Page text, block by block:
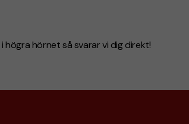
högra hörnet så svarar vi dig direkt!